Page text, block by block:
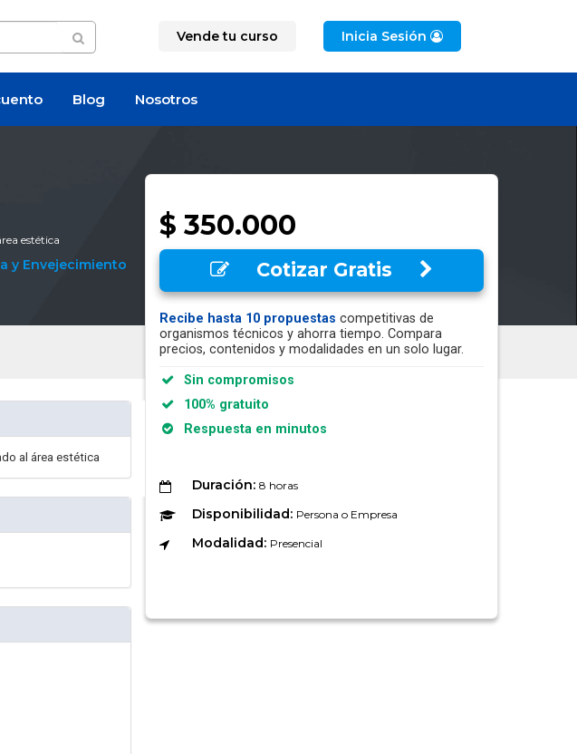
Vende tu curso Inicia Sesión
Blog Nosotros
estética
y Envejecimiento
$ 350.000
Cotizar Gratis
Recibe hasta 10 propuestas competitivas de
organismos técnicos y ahorra tiempo. Compara
precios, contenidos y modalidades en un solo lugar.
Sin compromisos
100% gratuito
Respuesta en minutos
Duración: 8 horas
Disponibilidad: Persona o Empresa
Modalidad: Presencial
al área estética